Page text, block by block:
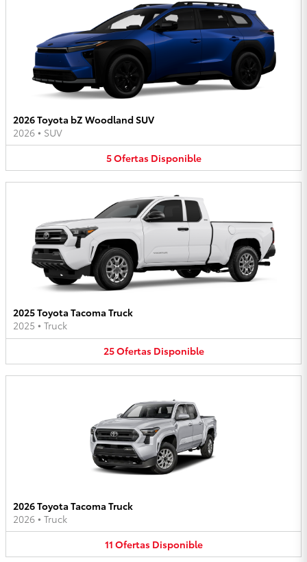
2026 Toyota bZ Woodland SUV
2026 • SUV
5Ofertas Disponible
2025 Toyota Tacoma Truck
2025 • Truck
25Ofertas Disponible
2026 Toyota Tacoma Truck
2026 • Truck
11 Ofertas Disponible